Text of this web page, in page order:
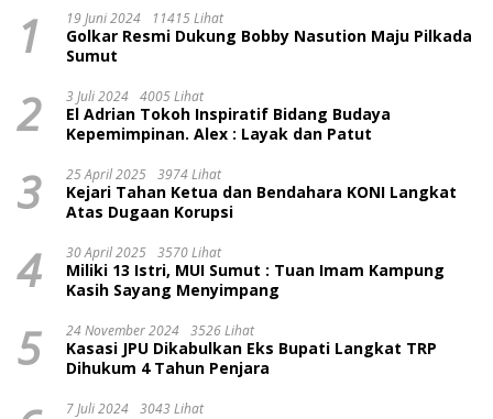
1 19 Juni 2024 11415 Lihat
Golkar Resmi Dukung Bobby Nasution Maju Pilkada
Sumut
2 3 Juli 2024 4005 Lihat
El Adrian Tokoh Inspiratif Bidang Budaya
Kepemimpinan. Alex : Layak dan Patut
3 25 April 2025 3974 Lihat
Kejari Tahan Ketua dan Bendahara KONI Langkat
Atas Dugaan Korupsi
4 30 April 2025 3570 Lihat
Miliki 13 Istri, MUI Sumut : Tuan Imam Kampung
Kasih Sayang Menyimpang
5 24 November 2024 3526 Lihat
Kasasi JPU Dikabulkan Eks Bupati Langkat TRP
Dihukum 4 Tahun Penjara
7 Juli 2024 3043 Lihat